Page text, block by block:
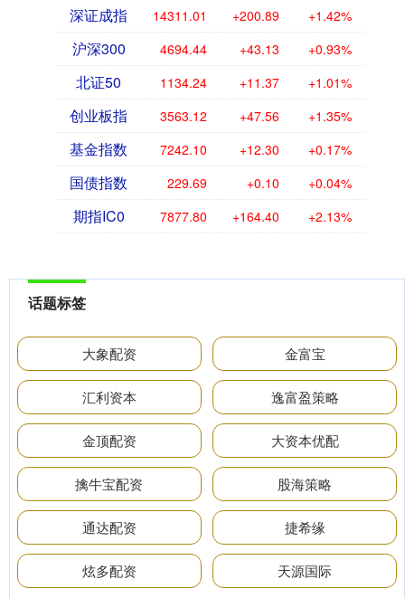
深证成指 14311.01 +200.89 +1.42%
沪深300 4694.44 +43.13 +0.93%
北证50 1134.24 +11.37 +1.01%
创业板指 3563.12 +47.56 +1.35%
基金指数 7242.10 +12.30 +0.17%
国债指数 229.69 +0.10 +0.04%
期指IC0 7877.80 +164.40 +2.13%
话题标签
大象配资 金富宝
汇利资本 逸富盈策略
金顶配资 大资本优配
擒牛宝配资 股海策略
通达配资 捷希缘
炫多配资 天源国际